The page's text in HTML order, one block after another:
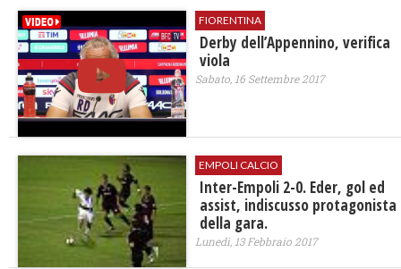
FIORENTINA
Derby dell’Appennino, verifica
viola
Sabato, 16 Settembre 2017
EMPOLI CALCIO
Inter-Empoli 2-0. Eder, gol ed
assist, indiscusso protagonista
della gara.
Lunedì, 13 Febbraio 2017